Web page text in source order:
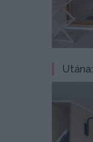
Utána: